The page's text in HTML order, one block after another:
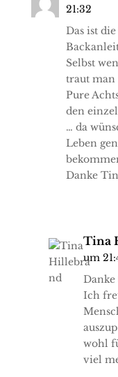
21:32
Das ist
Selbst
traut man
Pure
den
… da
Leben
Danke
Tina
um
Danke
Ich
wohl
viel